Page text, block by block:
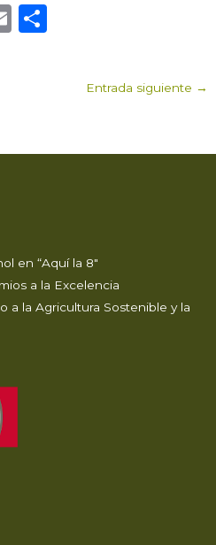
E
ti
Entrada siguiente →
en “Aquí la 8″
a la Excelencia
a la Agricultura Sostenible y la